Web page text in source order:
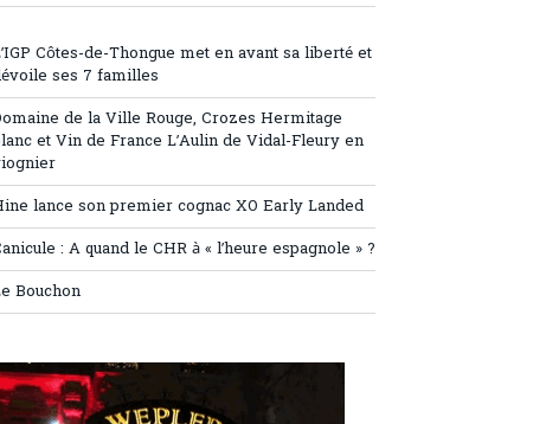
Côtes-de-Thongue met en avant sa liberté et
ses 7 familles
de la Ville Rouge, Crozes Hermitage
et Vin de France L’Aulin de Vidal-Fleury en
lance son premier cognac XO Early Landed
: A quand le CHR à « l’heure espagnole » ?
Bouchon